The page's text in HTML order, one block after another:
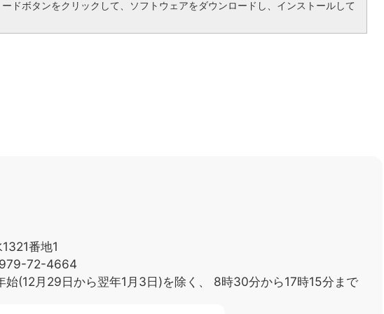
ードボタンをクリックして、ソフトウェアをダウンロードし、インストールして
番地1
72-4664
始(12月29日から翌年1月3日)を除く、 8時30分から17時15分まで